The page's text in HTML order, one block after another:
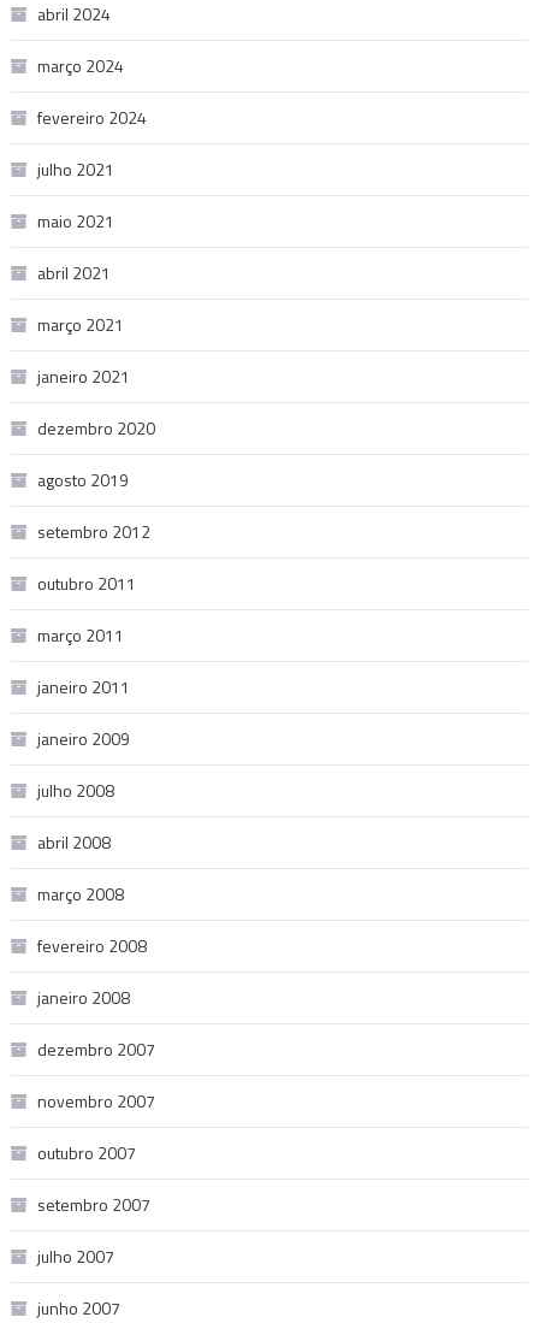
abril 2024
março 2024
fevereiro 2024
julho 2021
maio 2021
abril 2021
março 2021
janeiro 2021
dezembro 2020
agosto 2019
setembro 2012
outubro 2011
março 2011
janeiro 2011
janeiro 2009
julho 2008
abril 2008
março 2008
fevereiro 2008
janeiro 2008
dezembro 2007
novembro 2007
outubro 2007
setembro 2007
julho 2007
junho 2007